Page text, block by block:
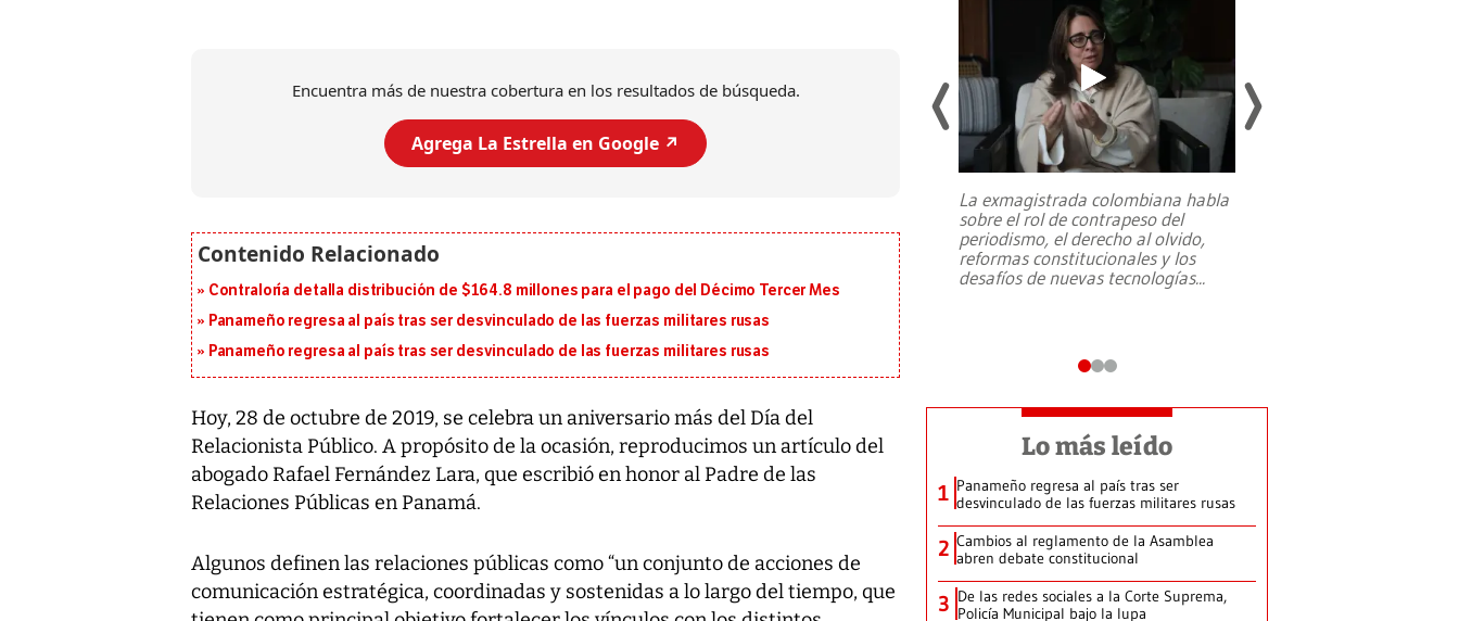
Encuentra más de nuestra cobertura en los resultados de búsqueda.
Agrega La Estrella en Google ↗️
Contraloría detalla distribución de $164.8 millones para el pago del Décimo Tercer Mes
Panameño regresa al país tras ser desvinculado de las fuerzas militares rusas
Panameño regresa al país tras ser desvinculado de las fuerzas militares rusas
Hoy, 28 de octubre de 2019, se celebra un aniversario más del Día del
Relacionista Público. A propósito de la ocasión, reproducimos un artículo del
abogado Rafael Fernández Lara, que escribió en honor al Padre de las
Relaciones Públicas en Panamá.
Algunos definen las relaciones públicas como “un conjunto de acciones de
comunicación estratégica, coordinadas y sostenidas a lo largo del tiempo, que
Un fuerte terremoto de magnitud
7,1 se registró este martes 28 de
La exmagistrada colombiana habla
sobre el rol de contrapeso del
periodismo, el derecho al olvido,
reformas constitucionales y los
desafíos de nuevas tecnologías...
Lo más leído
1 Panameño regresa al país tras ser
desvinculado de las fuerzas militares rusas
2 Cambios al reglamento de la Asamblea
abren debate constitucional
3 De las redes sociales a la Corte Suprema,
Policía Municipal bajo la lupa